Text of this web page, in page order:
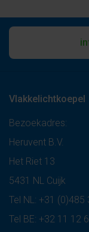
Vlakkelichtkoepel
Bezoekadres:
Heruvent B.V.
Het Riet 13
5431 NL Cuijk
Tel NL: +31 (0)485
Tel BE: +32 11 12